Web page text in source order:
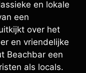
en lokale
een
over het
en vriendelijke
Beachbar een
als locals.